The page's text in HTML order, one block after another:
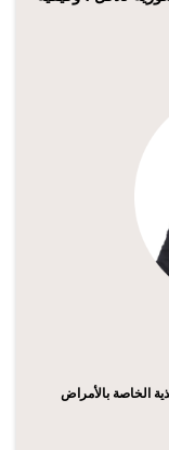
الخاصة بالأمراض